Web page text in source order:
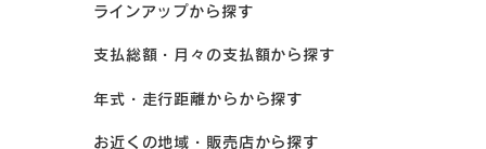
ラインアップから探す
支払総額・月々の支払額から探す
年式・走行距離からから探す
お近くの地域・販売店から探す